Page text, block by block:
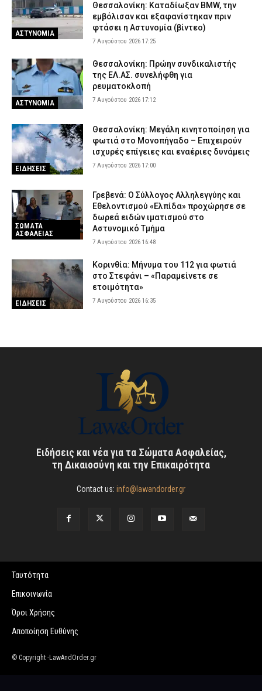
ΑΣΤΥΝΟΜΙΑ
Θεσσαλονίκη: Καταδίωξαν BMW, την
εμβόλισαν και εξαφανίστηκαν πριν
φτάσει η Αστυνομία (βίντεο)
7 Αυγούστου 2026 17:25
ΑΣΤΥΝΟΜΙΑ
Θεσσαλονίκη: Πρώην συνδικαλιστής
της ΕΛ.ΑΣ. συνελήφθη για
ρευματοκλοπή
7 Αυγούστου 2026 17:12
ΕΙΔΗΣΕΙΣ
Θεσσαλονίκη: Μεγάλη κινητοποίηση για
φωτιά στο Μονοπήγαδο – Επιχειρούν
ισχυρές επίγειες και εναέριες δυνάμεις
7 Αυγούστου 2026 17:00
ΣΩΜΑΤΑ
ΑΣΦΑΛΕΙΑΣ
Γρεβενά: Ο Σύλλογος Αλληλεγγύης και
Εθελοντισμού «Ελπίδα» προχώρησε σε
δωρεά ειδών ιματισμού στο
Αστυνομικό Τμήμα
7 Αυγούστου 2026 16:48
ΕΙΔΗΣΕΙΣ
Κορινθία: Μήνυμα του 112 για φωτιά
στο Στεφάνι – «Παραμείνετε σε
ετοιμότητα»
7 Αυγούστου 2026 16:35
Ειδήσεις και νέα για τα Σώματα Ασφαλείας,
τη Δικαιοσύνη και την Επικαιρότητα
Contact us: info@lawandorder.gr
Ταυτότητα
Επικοινωνία
Όροι Χρήσης
Αποποίηση Ευθύνης
© Copyright -LawAndOrder.gr